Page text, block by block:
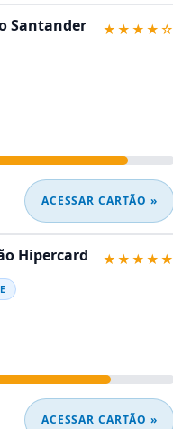
Santander
★★★★☆
ACESSAR CARTÃO »
Hipercard ★★★★★
ACESSAR CARTÃO »